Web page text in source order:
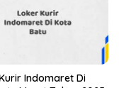
Indomaret Di